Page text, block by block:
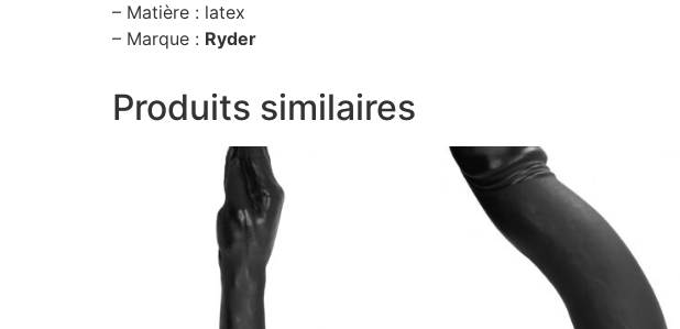
– Matière : latex
– Marque : Ryder
Produits similaires